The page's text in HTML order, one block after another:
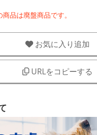
商品は廃盤商品です。
お気に入り追加
URLをコピーする